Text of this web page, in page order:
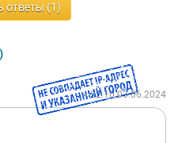
ответы (1)
22:10 03.06.2024